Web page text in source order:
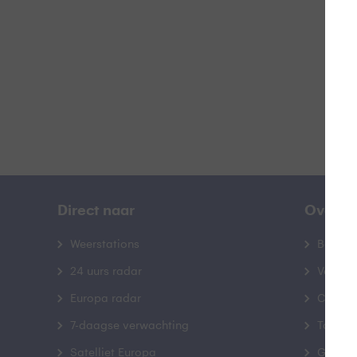
Direct naar
Weerstations
24 uurs radar
Europa radar
7-daagse verwachting
Satelliet Europa
Over
Contact